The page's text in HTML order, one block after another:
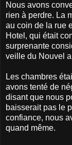
Nous avons
rien à perdre. La
au coin de la rue
Hotel, qui était
surprenante
veille du Nouvel
Les chambres
avons tenté de
disant que nous
baisserait pas le
confiance, nous
quand même.